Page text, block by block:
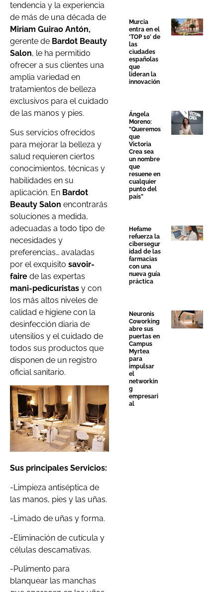
tendencia y la experiencia
de más de una década de
Miriam Guirao Antón,
gerente de Bardot Beauty
Salon, le ha permitido
ofrecer a sus clientes una
amplia variedad en
tratamientos de belleza
exclusivos para el cuidado
de las manos y pies.
Sus servicios ofrecidos
para mejorar la belleza y
salud requieren ciertos
conocimientos, técnicas y
habilidades en su
aplicación. En Bardot
Beauty Salon encontrarás
soluciones a medida,
adecuadas a todo tipo de
necesidades y
preferencias… avaladas
por el exquisito savoir-
faire de las expertas
mani-pedicuristas y con
los más altos niveles de
calidad e higiene con la
desinfección diaria de
utensilios y el cuidado de
todos sus productos que
disponen de un registro
oficial sanitario.
Sus principales Servicios:
-Limpieza antiséptica de
las manos, pies y las uñas.
-Limado de uñas y forma.
-Eliminación de cutícula y
células descamativas.
-Pulimento para
blanquear las manchas
Murcia
entra en el
‘TOP 10’ de
las
ciudades
españolas
que
lideran la
innovación
Ángela
Moreno:
“Queremos
que
Victoria
Crea sea
un nombre
que
resuene en
cualquier
punto del
país”
Hefame
refuerza la
cibersegur
idad de las
farmacias
con una
nueva guía
práctica
Neuronis
Coworking
abre sus
puertas en
Campus
Myrtea
para
impulsar
el
networkin
g
empresari
al